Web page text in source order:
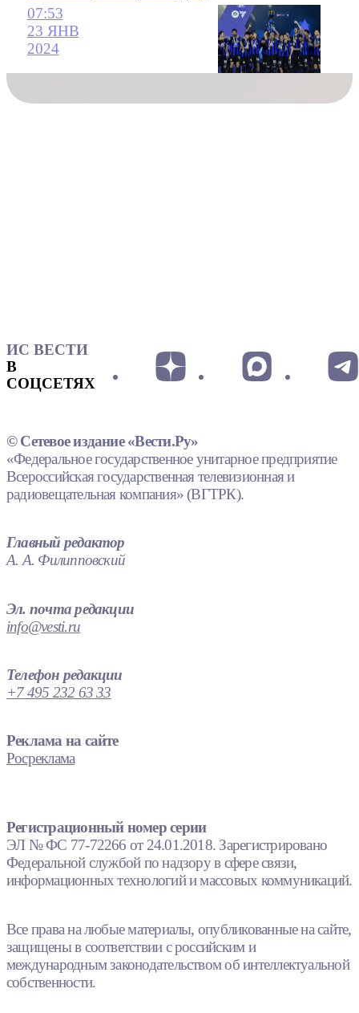
07:53
23 ЯНВ
2024
ИС ВЕСТИ
В
СОЦСЕТЯХ
© Сетевое издание «Вести.Ру»
«Федеральное государственное унитарное предприятие
Всероссийская государственная телевизионная и
радиовещательная компания» (ВГТРК).
Главный редактор
А. А. Филипповский
Эл. почта редакции
info@vesti.ru
Телефон редакции
+7 495 232 63 33
Реклама на сайте
Росреклама
Регистрационный номер серии
ЭЛ № ФС 77-72266 от 24.01.2018. Зарегистрировано
Федеральной службой по надзору в сфере связи,
информационных технологий и массовых коммуникаций.
Все права на любые материалы, опубликованные на сайте,
защищены в соответствии с российским и
международным законодательством об интеллектуальной
собственности.